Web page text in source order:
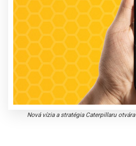
Nová vízia a stratégia Caterpillaru